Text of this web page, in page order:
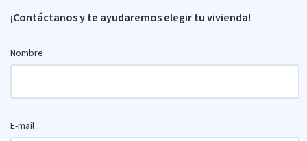
¡Contáctanos y te ayudaremos elegir tu vivienda!
Nombre
E-mail